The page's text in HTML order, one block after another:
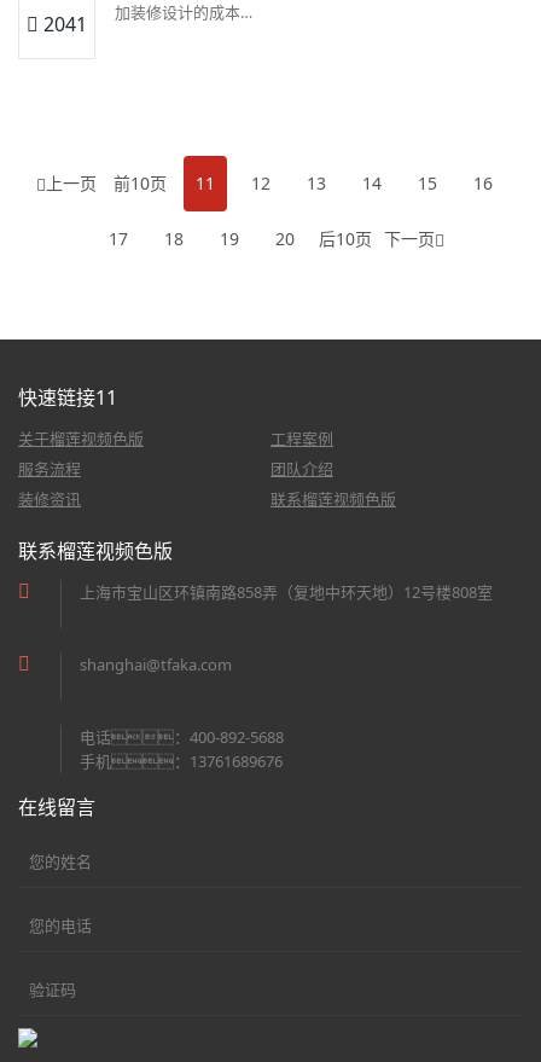
2041
加装修设计的成本…
上一页 前10页 11 12 13 14 15 16
17 18 19 20 后10页 下一页
快速链接11
关于榴莲视频色版
工程案例
服务流程
团队介绍
装修资讯
联系榴莲视频色版
联系榴莲视频色版
上海市宝山区环镇南路858弄（复地中环天地）12号楼808室
shanghai@tfaka.com
电话：400-892-5688
手机：13761689676
在线留言